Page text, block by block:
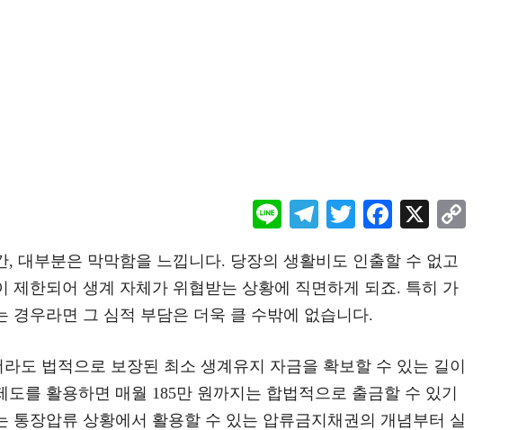
Li
Te
gr
a
m
T
tt
er
F
eb
oo
X
, 대부분은 막막함을 느낍니다. 당장의 생활비도 인출할 수 없고
제한되어 생계 자체가 위협받는 상황에 직면하게 되죠. 특히 가
경우라면 그 심적 부담은 더욱 클 수밖에 없습니다.
도 법적으로 보장된 최소 생계유지 자금을 확보할 수 있는 길이
도를 활용하면 매월 185만 원까지는 합법적으로 출금할 수 있기
통장압류 상황에서 활용할 수 있는 압류금지채권의 개념부터 실